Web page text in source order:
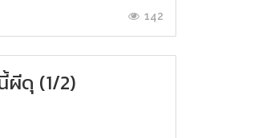
142
ผีดุ (1/2)